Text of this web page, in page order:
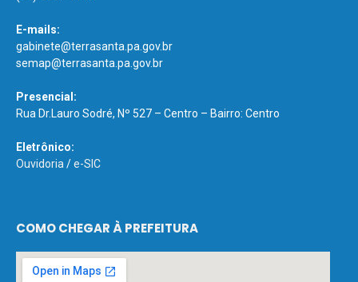
E-mails:
gabinete@terrasanta.pa.gov.br
semap@terrasanta.pa.gov.br
Presencial:
Rua Dr.Lauro Sodré, Nº 527 – Centro – Bairro: Centro
Eletrônico:
Ouvidoria /e-SIC
COMO CHEGAR À PREFEITURA